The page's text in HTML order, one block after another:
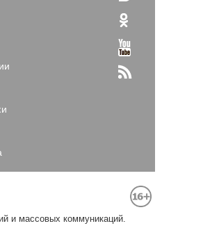
и массовых коммуникаций.